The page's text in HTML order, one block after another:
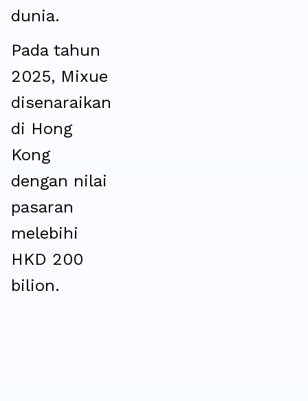
dunia.
Pada tahun
2025, Mixue
disenaraikan
di Hong
Kong
dengan nilai
pasaran
melebihi
HKD 200
bilion.